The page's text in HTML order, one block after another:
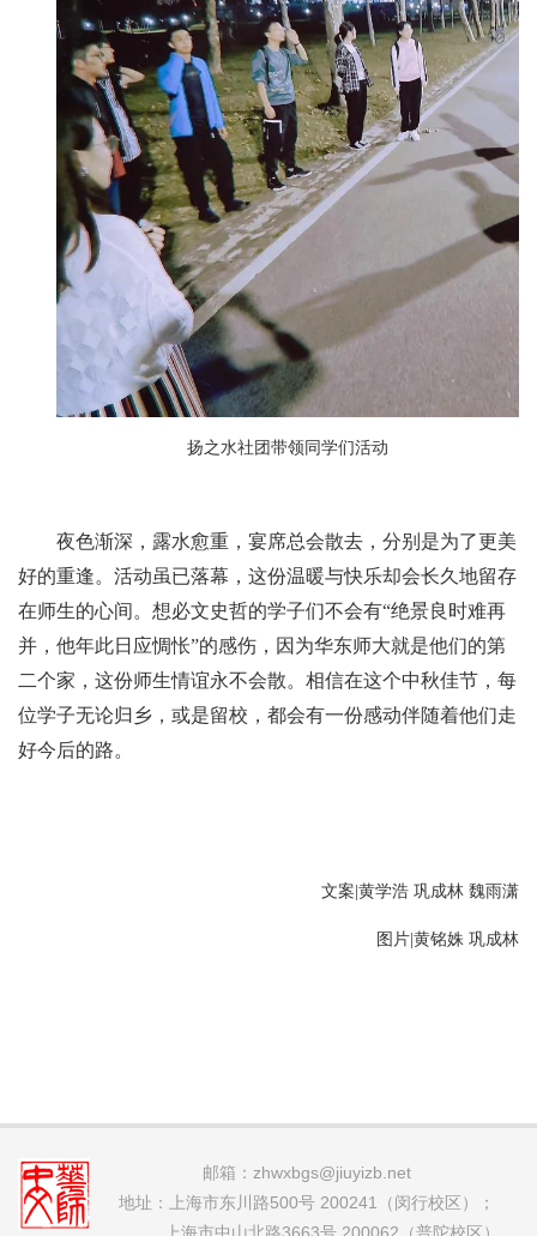
扬之水社团带领同学们活动
夜色渐深，露水愈重，宴席总会散去，分别是为了更美
好的重逢。活动虽已落幕，这份温暖与快乐却会长久地留存
在师生的心间。想必文史哲的学子们不会有“绝景良时难再
并，他年此日应惆怅”的感伤，因为华东师大就是他们的第
二个家，这份师生情谊永不会散。相信在这个中秋佳节，每
位学子无论归乡，或是留校，都会有一份感动伴随着他们走
好今后的路。
文案 黄学浩 巩成林 魏雨潇
图片 黄铭姝 巩成林
邮箱： zhwxbgs@jiuyizb.net
地址：上海市东川路500号 200241（闵行校区）；